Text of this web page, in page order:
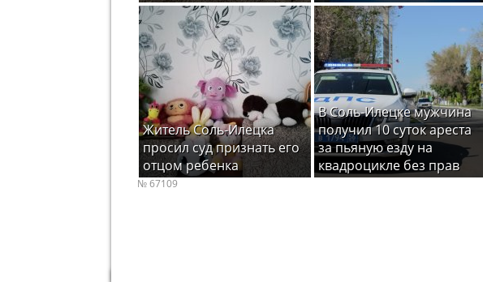
Житель Соль-Илецка
просил суд признать его
отцом ребенка
В Соль-Илецке мужчина
получил 10 суток ареста
за пьяную езду на
квадроцикле без прав
№ 67109